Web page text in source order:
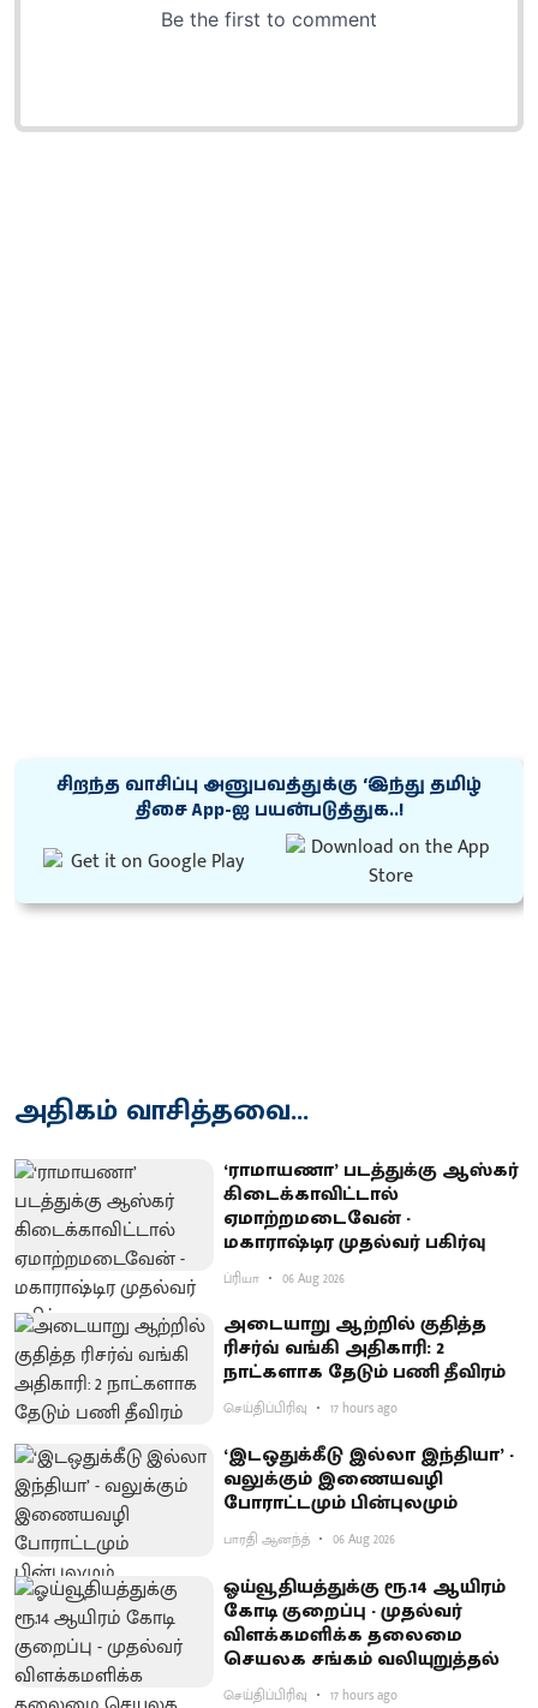
சிறந்த வாசிப்பு அனுபவத்துக்கு ‘இந்து தமிழ்
திசை App-ஐ பயன்படுத்துக..!
அதிகம் வாசித்தவை...
‘ராமாயணா’ படத்துக்கு ஆஸ்கர்
கிடைக்காவிட்டால்
ஏமாற்றமடைவேன் -
மகாராஷ்டிர முதல்வர் பகிர்வு
ப்ரியா 06 Aug 2026
அடையாறு ஆற்றில் குதித்த
ரிசர்வ் வங்கி அதிகாரி: 2
நாட்களாக தேடும் பணி தீவிரம்
செய்திப்பிரிவு 17 hours ago
‘இடஒதுக்கீடு இல்லா இந்தியா’ -
வலுக்கும் இணையவழி
போராட்டமும் பின்புலமும்
பாரதி ஆனந்த் 06 Aug 2026
ஓய்வூதியத்துக்கு ரூ.14 ஆயிரம்
கோடி குறைப்பு - முதல்வர்
விளக்கமளிக்க தலைமை
செயலக சங்கம் வலியுறுத்தல்
செய்திப்பிரிவு 17 hours ago